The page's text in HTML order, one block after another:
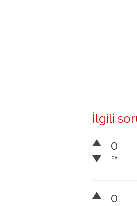
İlgili
0
oy
0